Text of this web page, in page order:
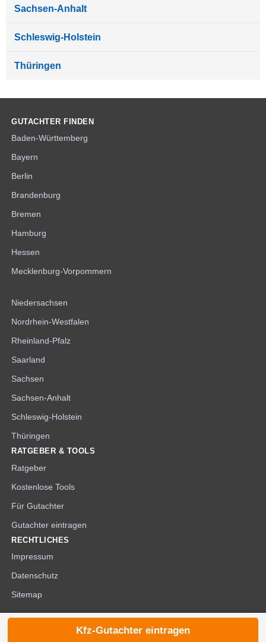
Sachsen-Anhalt
Schleswig-Holstein
Thüringen
GUTACHTER FINDEN
Baden-Württemberg
Bayern
Berlin
Brandenburg
Bremen
Hamburg
Hessen
Mecklenburg-Vorpommern
Niedersachsen
Nordrhein-Westfalen
Rheinland-Pfalz
Saarland
Sachsen
Sachsen-Anhalt
Schleswig-Holstein
Thüringen
RATGEBER & TOOLS
Ratgeber
Kostenlose Tools
Für Gutachter
Gutachter eintragen
RECHTLICHES
Impressum
Datenschutz
Sitemap
© 2026 die-kfzgutachter.de |
Kfz-Gutachter eintragen